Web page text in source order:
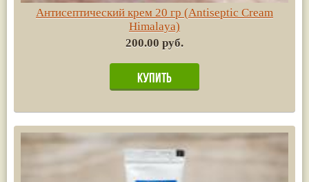
Антисептический крем 20 гр (Antiseptic Cream
Himalaya)
200.00 руб.